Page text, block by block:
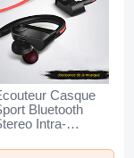
Casque
Bluetooth
Intra-
H53 pour